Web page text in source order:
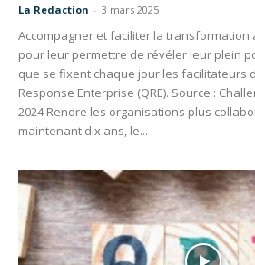
La Redaction - 3 mars 2025
Accompagner et faciliter la transformation
pour leur permettre de révéler leur plein
que se fixent chaque jour les facilitateurs
Response Enterprise (QRE). Source :
2024 Rendre les organisations plus
maintenant dix ans, le...